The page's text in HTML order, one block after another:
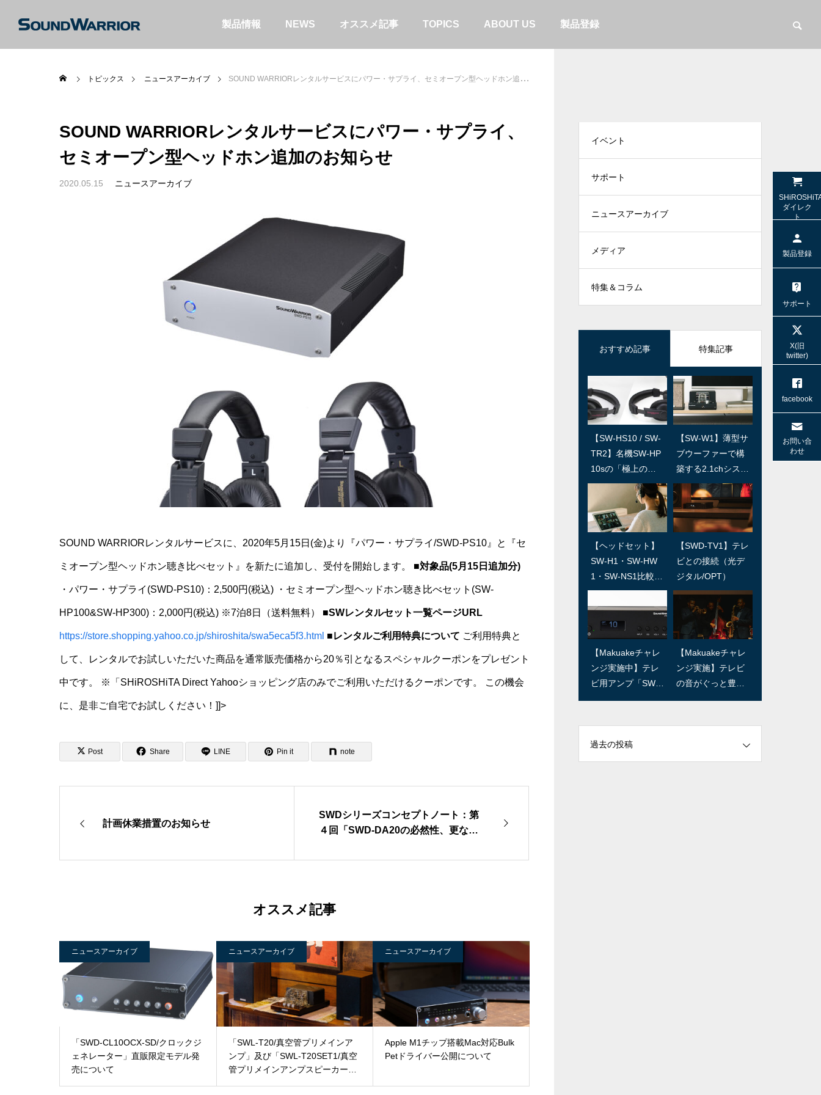
製品情報 NEWS オススメ記事 TOPICS ABOUT US 製品登録
けよう！
【SW-HS10 / SW-TR2】名機SW-HP10
ト
特集＆コラム
【SW-W1
する2.1ch
特集＆コラ
トピックス ニュースアーカイブ SOUND WARRIORレンタルサービスにパワー・サプライ、セミオープン型ヘッドホン追加のお知らせ
SOUND WARRIORレンタルサービスにパワー・サプライ、
セミオープン型ヘッドホン追加のお知らせ
2020.05.15 ニュースアーカイブ
SOUND WARRIORレンタルサービスに、2020年5月15日(金)より『パワー・サプライ/SWD-PS10』と『セ
ミオープン型ヘッドホン聴き比べセット』を新たに追加し、受付を開始します。 ■対象品(5月15日追加分)
・パワー・サプライ(SWD-PS10)：2,500円(税込) ・セミオープン型ヘッドホン聴き比べセット(SW-
HP100&SW-HP300)：2,000円(税込) ※7泊8日（送料無料） ■SWレンタルセット一覧ページURL
https://store.shopping.yahoo.co.jp/shiroshita/swa5eca5f3.html ■レンタルご利用特典について ご利用特典と
して、レンタルでお試しいただいた商品を通常販売価格から20％引となるスペシャルクーポンをプレゼント
中です。 ※「SHiROSHiTA Direct Yahooショッピング店のみでご利用いただけるクーポンです。 この機会
に、是非ご自宅でお試しください！]]>
Post Share LINE Pin it note
計画休業措置のお知らせ
SWDシリーズコンセプトノート：第
４回「SWD-DA20の必然性、更なる
オススメ記事
ニュースアーカイブ
「SWD-CL10OCX-SD/クロックジ
ェネレーター」直販限定モデル発
売について
ニュースアーカイブ
「SWL-T20/真空管プリメインア
ンプ」及び「SWL-T20SET1/真空
管プリメインアンプスピーカーシ
ニュースアーカイブ
Apple M1チップ搭載Mac対応Bulk
Petドライバー公開について
イベント
サポート
ニュースアーカイブ
メディア
特集＆コラム
おすすめ記事 特集記事
【SW-HS10 / SW-
TR2】名機SW-HP
10sの「極上の
音」を受け継ぐヘ
【SW-W1】薄型サ
ブウーファーで構
築する2.1chシステ
ム
【ヘッドセット】
SW-H1・SW-HW
1・SW-NS1比較。
「お気に入り」を
見つけよう！
【SWD-TV1】テレ
ビとの接続（光デ
ジタル/OPT）
【Makuakeチャレ
ンジ実施中】テレ
ビ用アンプ「SW T
【Makuakeチャレ
ンジ実施】テレビ
の音がぐっと豊か
＆小型の本格音響
SWユーザー訪問：
第5回 上田温泉祥
園 寿久庵 久保さん
SWユーザー訪問：
第4回/島村楽器 島
さん
SWユーザー訪問：
第3回/RED IGUAN
A STUDIO 林さん
SWユーザー訪問：
第2回/石森良三商
店 石森さん
SWユーザー訪問：
第1回/軽井沢スタ
イルハウス 千葉さ
リビングとオーデ
ィオの関係：第6回
「デザイナー・イ
（後編）
リビングとオーデ
リビングとオーデ
過去の投稿
ダイレク
ト
製品登録
サポート
X(旧
twitter)
facebook
お問い合
わせ